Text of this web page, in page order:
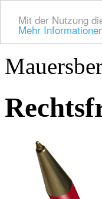
Mit der Nutzung
Mehr